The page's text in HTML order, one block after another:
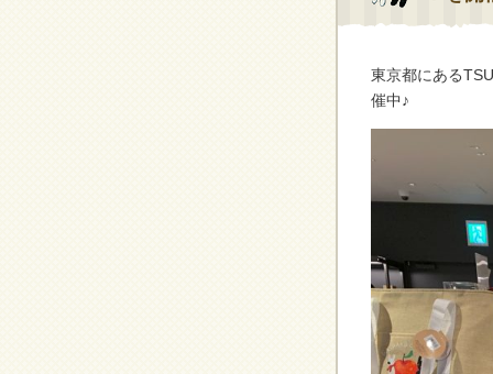
東京都にある
催中♪